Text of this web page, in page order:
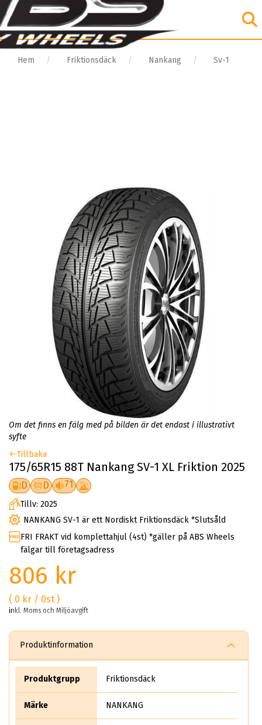
Hem Friktionsdäck Nankang Sv-1
Om det finns en fälg med på bilden är det endast i illustrativt
syfte
Tillbaka
175/65R15 88T Nankang SV-1 XL Friktion 2025
D D 71
Tillv: 2025
NANKANG SV-1 är ett Nordiskt Friktionsdäck *Slutsåld
FRI FRAKT vid komplettahjul (4st) *gäller på ABS Wheels
fälgar till företagsadress
806 kr
( 0 kr / 0st )
inkl. Moms och Miljöavgift
Produktinformation
Produktgrupp Friktionsdäck
Märke NANKANG